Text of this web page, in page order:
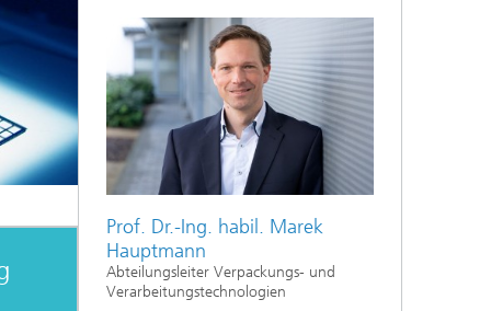
Prof. Dr.-Ing. habil. Marek
Hauptmann
Abteilungsleiter Verpackungs- und
Verarbeitungstechnologien